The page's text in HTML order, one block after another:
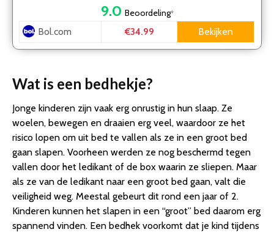
9.0 Beoordeling*
Bol.com €34.99 Bekijken
Wat is een bedhekje?
Jonge kinderen zijn vaak erg onrustig in hun slaap. Ze
woelen, bewegen en draaien erg veel, waardoor ze het
risico lopen om uit bed te vallen als ze in een groot bed
gaan slapen. Voorheen werden ze nog beschermd tegen
vallen door het ledikant of de box waarin ze sliepen. Maar
als ze van de ledikant naar een groot bed gaan, valt die
veiligheid weg. Meestal gebeurt dit rond een jaar of 2.
Kinderen kunnen het slapen in een “groot” bed daarom erg
spannend vinden. Een bedhek voorkomt dat je kind tijdens